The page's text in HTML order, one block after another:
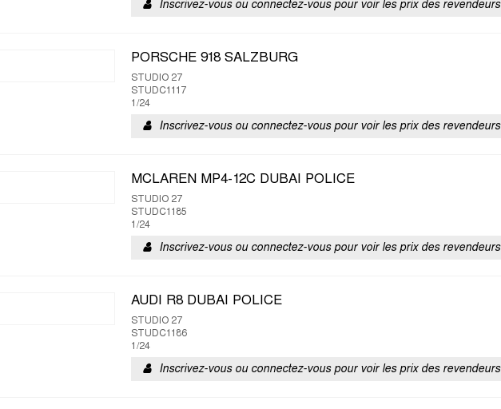
Inscrivez-vous ou connectez-vous pour voir les prix des revendeurs
PORSCHE 918 SALZBURG
STUDIO 27
STUDC1117
1/24
Inscrivez-vous ou connectez-vous pour voir les prix des revendeurs
MCLAREN MP4-12C DUBAI POLICE
STUDIO 27
STUDC1185
1/24
Inscrivez-vous ou connectez-vous pour voir les prix des revendeurs
AUDI R8 DUBAI POLICE
STUDIO 27
STUDC1186
1/24
Inscrivez-vous ou connectez-vous pour voir les prix des revendeurs